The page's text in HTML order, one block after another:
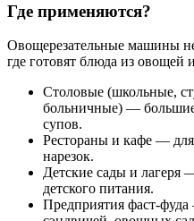
Где применяются?
Овощерезательные машины
где готовят блюда из овощей
Столовые (школьные,
больничные) — большие
супов.
Рестораны и кафе —
нарезок.
Детские сады и лагеря
детского питания.
Предприятия фаст-фуда